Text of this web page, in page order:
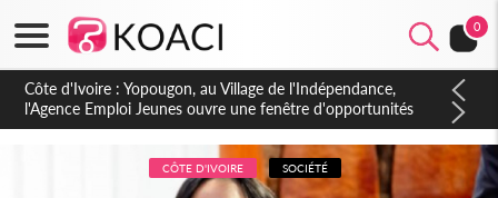
0
Côte d'Ivoire : CHU de Treichville, après la fronde, les agents
contractuels obtiennent un accord avec la direction sur les
arriérés du SMIG 2023
CÔTE D'IVOIRE SOCIÉTÉ